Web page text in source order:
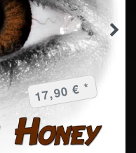
17,90 € *